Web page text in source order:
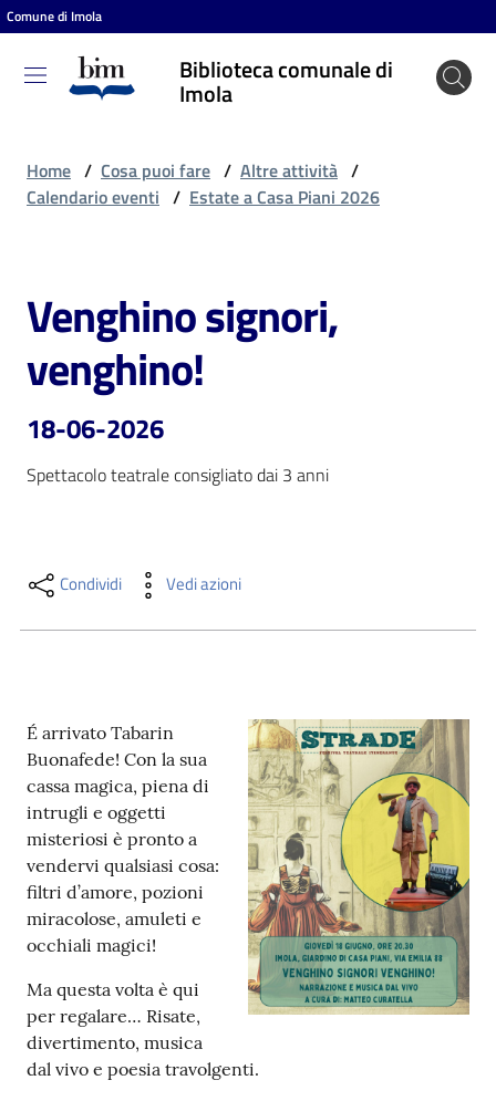
Vai al contenuto
Vai alla navigazione
Vai al footer
Comune di Imola
Biblioteca comunale di
Imola
Biblioteca
comunale
Cosa
puoi
fare
Scopri
Casa
Piani
Archivio
storico
Decentrate
Patto
per
Home / Cosa puoi fare / Altre attività /
Calendario eventi / Estate a Casa Piani 2026
Salta al contenuto
Venghino signori,
venghino!
18-06-2026
Spettacolo teatrale consigliato dai 3 anni
Condividi Vedi azioni
É arrivato Tabarin
Buonafede! Con la sua
cassa magica, piena di
intrugli e oggetti
misteriosi è pronto a
vendervi qualsiasi cosa:
filtri d’amore, pozioni
miracolose, amuleti e
occhiali magici!
Ma questa volta è qui
per regalare… Risate,
divertimento, musica
dal vivo e poesia travolgenti.